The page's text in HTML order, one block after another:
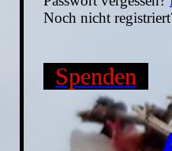
Noch nicht
Spenden